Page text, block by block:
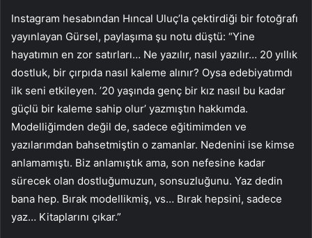
Instagram hesabından Hıncal Uluç’la çektirdiği bir fotoğrafı
yayınlayan Gürsel, paylaşıma şu notu düştü: “Yine
hayatımın en zor satırları… Ne yazılır, nasıl yazılır… 20 yıllık
dostluk, bir çırpıda nasıl kaleme alınır? Oysa edebiyatımdı
ilk seni etkileyen. ’20 yaşında genç bir kız nasıl bu kadar
güçlü bir kaleme sahip olur’ yazmıştın hakkımda.
Modelliğimden değil de, sadece eğitimimden ve
yazılarımdan bahsetmiştin o zamanlar. Nedenini ise kimse
anlamamıştı. Biz anlamıştık ama, son nefesine kadar
sürecek olan dostluğumuzun, sonsuzluğunu. Yaz dedin
bana hep. Bırak modellikmiş, vs… Bırak hepsini, sadece
yaz… Kitaplarını çıkar.”